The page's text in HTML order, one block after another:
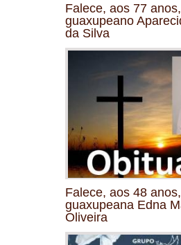
Falece, aos 77
guaxupeano
da Silva
Falece, aos 48
guaxupeana Edna
Oliveira